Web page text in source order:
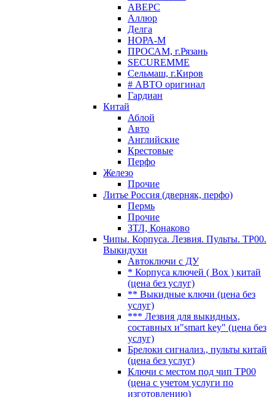
АВЕРС
Аллюр
Делга
НОРА-М
ПРОСАМ, г.Рязань
SECUREMME
Сельмаш, г.Киров
# АВТО оригинал
Гардиан
Китай
Аблой
Авто
Английские
Крестовые
Перфо
Железо
Прочие
Литье Россия (дверняк, перфо)
Пермь
Прочие
ЗТЛ, Конаково
Чипы. Корпуса. Лезвия. Пульты. TP00.
Выкидухи
Автоключи с ДУ
* Корпуса ключей ( Box ) китай
(цена без услуг)
** Выкидные ключи (цена без
услуг)
*** Лезвия для выкидных,
составных и"smart key" (цена без
услуг)
Брелоки сигнализ., пульты китай
(цена без услуг)
Ключи с местом под чип TP00
(цена с учетом услуги по
изготовлению)